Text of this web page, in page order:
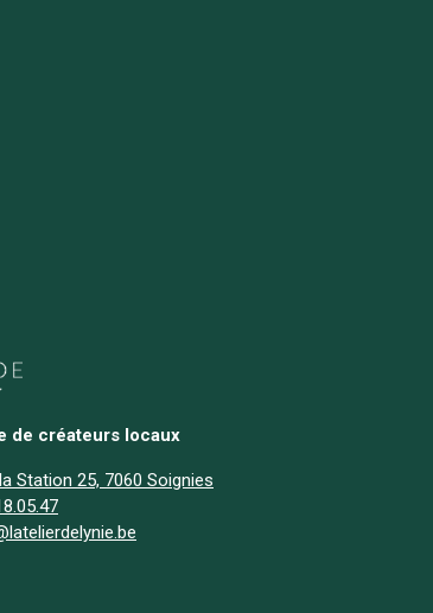
de créateurs locaux
Station 25, 7060 Soignies